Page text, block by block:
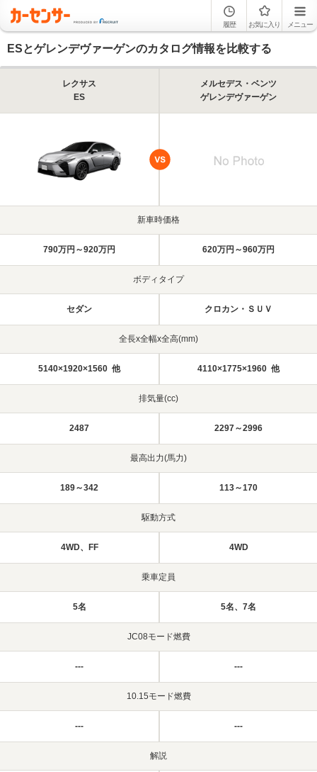
履歴 お気に入り メニュー
ESとゲレンデヴァーゲンのカタログ情報を比較する
レクサス
ES
メルセデス・ベンツ
ゲレンデヴァーゲン
新車時価格
790万円～920万円 620万円～960万円
ボディタイプ
セダン クロカン・ＳＵＶ
全長x全幅x全高(mm)
5140×1920×1560 他 4110×1775×1960 他
排気量(cc)
2487 2297～2996
最高出力(馬力)
189～342 113～170
駆動方式
4WD、FF 4WD
乗車定員
5名 5名、7名
JC08モード燃費
--- ---
10.15モード燃費
--- ---
解説